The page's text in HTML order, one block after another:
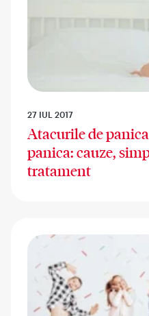
27 IUL 2017
Atacurile de
panica: cauze,
tratament